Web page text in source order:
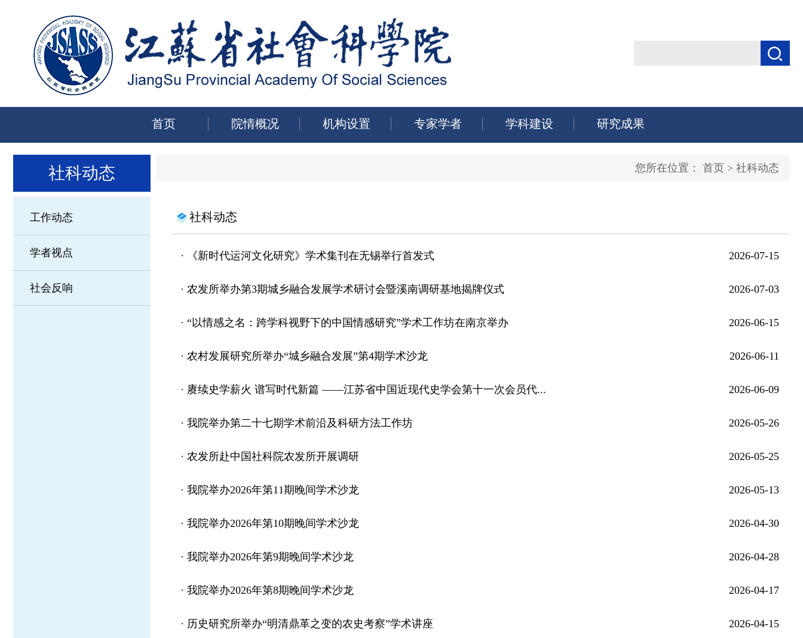
首页 院情概况 机构设置 专家学者 学科建设 研究成果
社科动态
工作动态
学者视点
社会反响
您所在位置： 首页 > 社科动态
社科动态
· 《新时代运河文化研究》学术集刊在无锡举行首发式 2026-07-15
· 农发所举办第3期城乡融合发展学术研讨会暨溪南调研基地揭牌仪式 2026-07-03
· “以情感之名：跨学科视野下的中国情感研究”学术工作坊在南京举办 2026-06-15
· 农村发展研究所举办“城乡融合发展”第4期学术沙龙 2026-06-11
· 赓续史学薪火 谱写时代新篇 ——江苏省中国近现代史学会第十一次会员代... 2026-06-09
· 我院举办第二十七期学术前沿及科研方法工作坊 2026-05-26
· 农发所赴中国社科院农发所开展调研 2026-05-25
· 我院举办2026年第11期晚间学术沙龙 2026-05-13
· 我院举办2026年第10期晚间学术沙龙 2026-04-30
· 我院举办2026年第9期晚间学术沙龙 2026-04-28
· 我院举办2026年第8期晚间学术沙龙 2026-04-17
· 历史研究所举办“明清鼎革之变的农史考察”学术讲座 2026-04-15